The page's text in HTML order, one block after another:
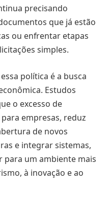
precisando
que já estão
ou enfrentar etapas
simples.
política é a busca
Estudos
o excesso de
empresas, reduz
de novos
e integrar sistemas,
um ambiente mais
à inovação e ao